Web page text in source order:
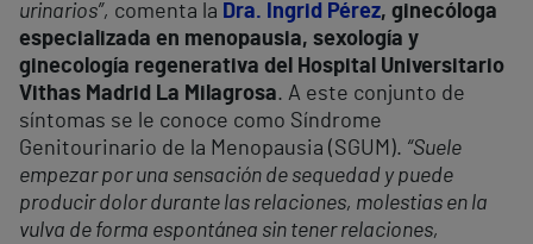
urinarios”, comenta la Dra. Ingrid Pérez, ginecóloga
especializada en menopausia, sexología y
ginecología regenerativa del Hospital Universitario
Vithas Madrid La Milagrosa. A este conjunto de
síntomas se le conoce como Síndrome
Genitourinario de la Menopausia (SGUM). “Suele
empezar por una sensación de sequedad y puede
producir dolor durante las relaciones, molestias en la
vulva de forma espontánea sin tener relaciones,